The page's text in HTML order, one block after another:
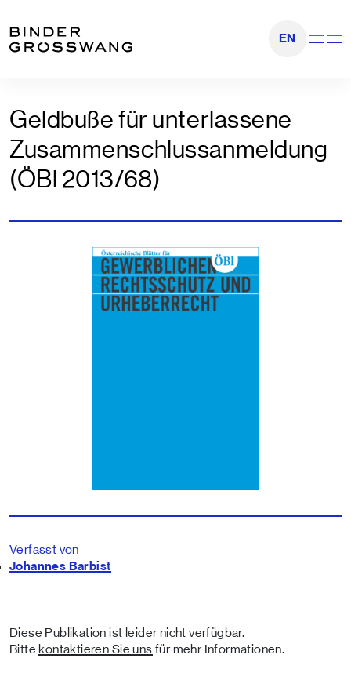
EN
Geldbuße für unterlassene
Zusammenschlussanmeldung
(ÖBl 2013/68)
Verfasst von
Johannes Barbist
Diese Publikation ist leider nicht verfügbar.
Bitte kontaktieren Sie uns für mehr Informationen.